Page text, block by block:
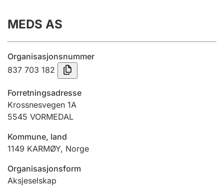
Årsregnskap
Innsending og forsinkelsesgebyr
Tinglysing
Jeger
Ektepaktveileder
MEDS AS
Organisasjonsnummer
837 703 182
Forretningsadresse
Krossnesvegen 1A
5545 VORMEDAL
Kommune, land
1149 KARMØY, Norge
Organisasjonsform
Aksjeselskap